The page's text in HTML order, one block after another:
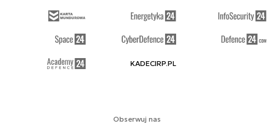
Obserwuj nas
KADECIRP.PL